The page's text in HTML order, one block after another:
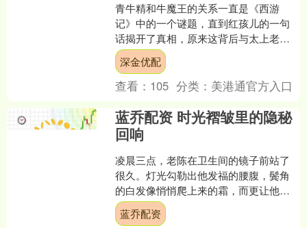
青牛精和牛魔王的关系一直是《西游
记》中的一个谜题，直到红孩儿的一句
话揭开了真相，原来这背后与太上老君
有着密切的关联。 展开剩余59% 因此，
青牛精与牛魔王的关系....
深金优配
查看： 105 分类： 美港通官方入口
蓝乔配资 时光褶皱里的隐秘
回响
凌晨三点，老陈在卫生间的镜子前站了
很久。灯光勾勒出他发福的腰腹，鬓角
的白发像悄悄爬上来的霜，而更让他心
慌的，是身体深处那片逐渐沉寂的角
落。曾经如少年般热烈的冲动....
蓝乔配资